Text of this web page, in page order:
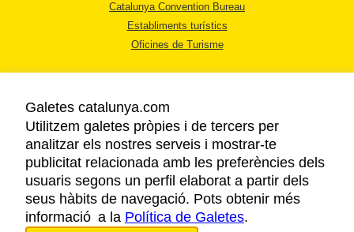
Catalunya Convention Bureau
Establiments turístics
Oficines de Turisme
AVÍS LEGAL
POLÍTICA DE PRIVACITAT
COOKIES
ACCESSIBILITAT
Galetes catalunya.com
Utilitzem galetes pròpies i de tercers per
analitzar els nostres serveis i mostrar-te
publicitat relacionada amb les preferències dels
usuaris segons un perfil elaborat a partir dels
seus hàbits de navegació. Pots obtenir més
informació a la Política de Galetes.